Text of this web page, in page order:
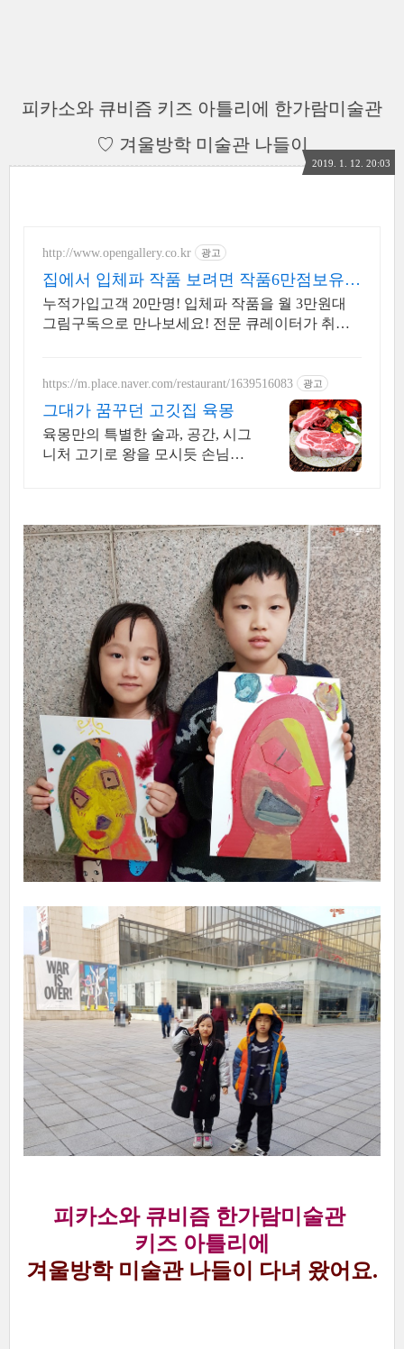
피카소와 큐비즘 키즈 아틀리에 한가람미술관
♡ 겨울방학 미술관 나들이
2019. 1. 12. 20:03
http://www.opengallery.co.kr 광고
집에서 입체파 작품 보려면 작품6만점보유
오픈갤러리로!
누적가입고객 20만명! 입체파 작품을 월 3만원대
그림구독으로 만나보세요! 전문 큐레이터가 취향
https://m.place.naver.com/restaurant/1639516083 광고
그대가 꿈꾸던 고깃집 육몽
육몽만의 특별한 술과, 공간, 시그
니처 고기로 왕을 모시듯 손님을
피카소와 큐비즘 한가람미술관
키즈 아틀리에
겨울방학 미술관 나들이 다녀 왔어요.